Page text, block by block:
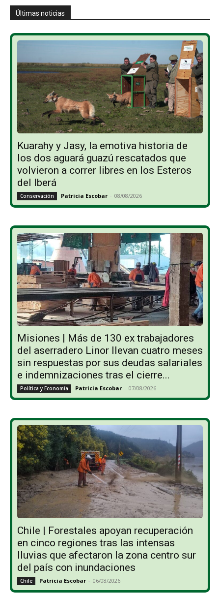
Últimas noticias
Kuarahy y Jasy, la emotiva historia de
los dos aguará guazú rescatados que
volvieron a correr libres en los Esteros
del Iberá
Conservación Patricia Escobar - 08/08/2026
Misiones | Más de 130 ex trabajadores
del aserradero Linor llevan cuatro meses
sin respuestas por sus deudas salariales
e indemnizaciones tras el cierre...
Política y Economía Patricia Escobar - 07/08/2026
Chile | Forestales apoyan recuperación
en cinco regiones tras las intensas
lluvias que afectaron la zona centro sur
del país con inundaciones
Chile Patricia Escobar - 06/08/2026